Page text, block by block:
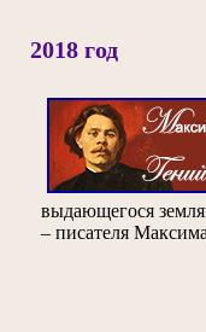
2018 год
выдающегося
– писателя